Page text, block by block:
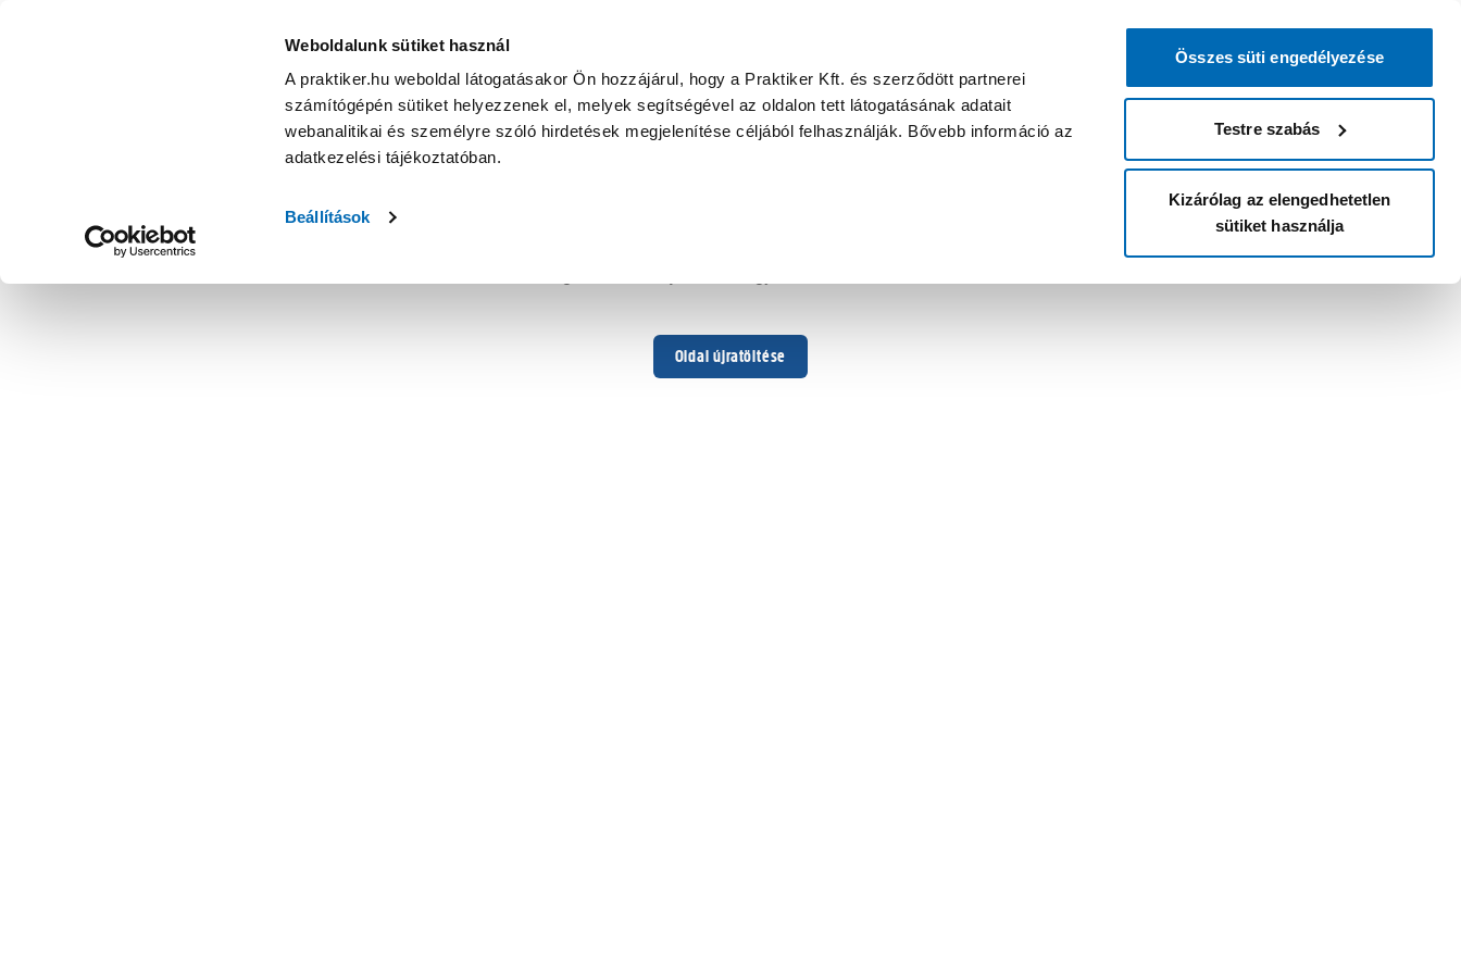
Weboldalunk sütiket használ
A praktiker.hu weboldal látogatásakor Ön hozzájárul, hogy a Praktiker Kft. és szerződött partnerei
számítógépén sütiket helyezzenek el, melyek segítségével az oldalon tett látogatásának adatait
webanalitikai és személyre szóló hirdetések megjelenítése céljából felhasználják. Bővebb információ az
adatkezelési tájékoztatóban.
Beállítások
Összes süti engedélyezése
Testre szabás
Kizárólag az elengedhetetlen
sütiket használja
Oldal újratöltése